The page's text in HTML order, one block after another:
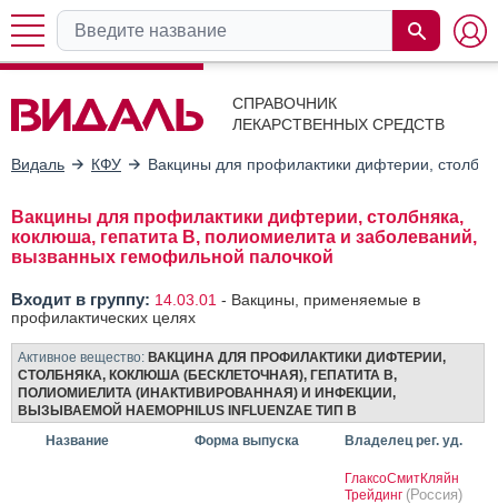
СПРАВОЧНИК
ЛЕКАРСТВЕННЫХ СРЕДСТВ
Видаль КФУ Вакцины для профилактики дифтерии,
Вакцины для профилактики дифтерии, столбняка,
коклюша, гепатита В, полиомиелита и заболеваний,
вызванных гемофильной палочкой
Входит в группу: 14.03.01 - Вакцины, применяемые в
профилактических целях
Активное вещество: ВАКЦИНА ДЛЯ ПРОФИЛАКТИКИ ДИФТЕРИИ,
СТОЛБНЯКА, КОКЛЮША (БЕСКЛЕТОЧНАЯ), ГЕПАТИТА B,
ПОЛИОМИЕЛИТА (ИНАКТИВИРОВАННАЯ) И ИНФЕКЦИИ,
ВЫЗЫВАЕМОЙ HAEMOPHILUS INFLUENZAE ТИП B
Название
Форма выпуска Владелец рег. уд.
ГлаксоСмитКляйн
Трейдинг (Россия)